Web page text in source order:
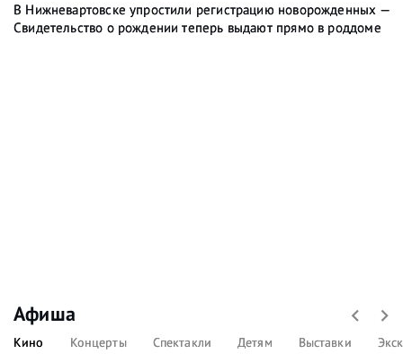
В Нижневартовске упростили регистрацию новорожденных —
Свидетельство о рождении теперь выдают прямо в роддоме
Афиша
Кино Концерты Спектакли Детям Выставки